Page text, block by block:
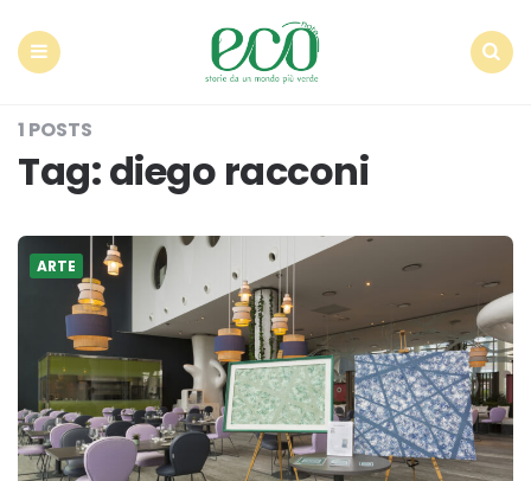
1 POSTS
Tag:diego racconi
ARTE